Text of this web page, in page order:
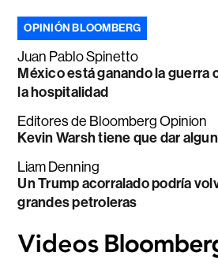
OPINIÓN BLOOMBERG
Juan Pablo Spinetto
México está ganando la guerra
la hospitalidad
Editores de Bloomberg Opinion
Kevin Warsh tiene que dar
Liam Denning
Un Trump acorralado podría
grandes petroleras